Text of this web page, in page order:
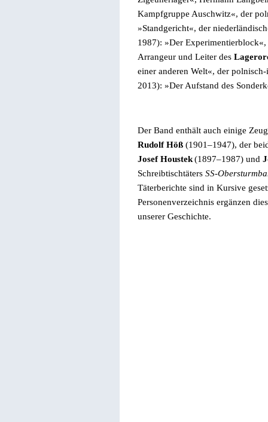
Kampfgruppe Auschwitz«, der
»Standgericht«, der
1987): »Der
Arrangeur und Leiter des
einer anderen Welt«, der
2013): »Der Aufstand des
Der Band enthält auch einige
Rudolf Höß (1901–1947), der
Josef Houstek(1897–1987) und
Schreibtischtäters SS-
Täterberichte sind in Kursive
Personenverzeichnis ergänzen
unserer Geschichte.